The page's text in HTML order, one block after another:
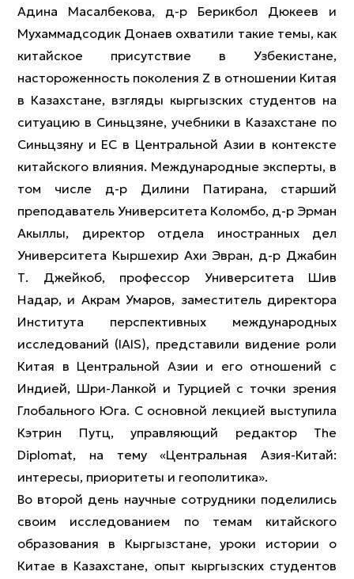
Адина Масалбекова, д-р Берикбол Дюкеев и
Мухаммадсодик Донаев охватили такие темы, как
китайское присутствие в Узбекистане,
настороженность поколения Z в отношении Китая
в Казахстане, взгляды кыргызских студентов на
ситуацию в Синьцзяне, учебники в Казахстане по
Синьцзяну и ЕС в Центральной Азии в контексте
китайского влияния. Международные эксперты, в
том числе д-р Дилини Патирана, старший
преподаватель Университета Коломбо, д-р Эрман
Акыллы, директор отдела иностранных дел
Университета Кыршехир Ахи Эвран, д-р Джабин
Т. Джейкоб, профессор Университета Шив
Надар, и Акрам Умаров, заместитель директора
Института перспективных международных
исследований (IAIS), представили видение роли
Китая в Центральной Азии и его отношений с
Индией, Шри-Ланкой и Турцией с точки зрения
Глобального Юга. С основной лекцией выступила
Кэтрин Путц, управляющий редактор The
Diplomat, на тему «Центральная Азия-Китай:
интересы, приоритеты и геополитика».
Во второй день научные сотрудники поделились
своим исследованием по темам китайского
образования в Кыргызстане, уроки истории о
Китае в Казахстане, опыт кыргызских студентов